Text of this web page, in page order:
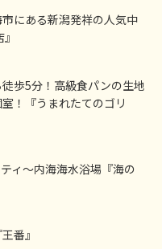
にある新潟発祥の人気中
歩5分！高級食パンの生地
！『うまれたてのゴリ
ィ～内海海水浴場『海の
番』